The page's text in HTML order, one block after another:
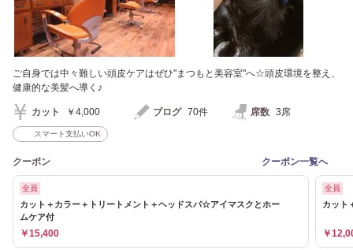
ご自身では中々難しい頭皮ケアはぜひ"まつもと美容室"へ☆頭皮環境を整え、
健康的な美髪へ導く♪
カット ￥4,000 ブログ 70件 席数 3席
スマート支払いOK
クーポン クーポン一覧へ
全員
カット＋カラー＋トリートメント＋ヘッドスパ☆アイマスクとホー
ムケア付
￥15,400
全員
カット
￥